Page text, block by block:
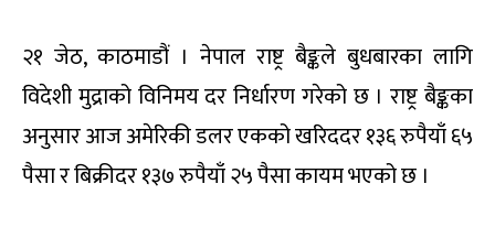
२१ जेठ, काठमाडौं । नेपाल राष्ट्र बैङ्कले बुधबारका लागि
विदेशी मुद्राको विनिमय दर निर्धारण गरेको छ । राष्ट्र बैङ्कका
अनुसार आज अमेरिकी डलर एकको खरिददर १३६ रुपैयाँ ६५
पैसा र बिक्रीदर १३७ रुपैयाँ २५ पैसा कायम भएको छ ।